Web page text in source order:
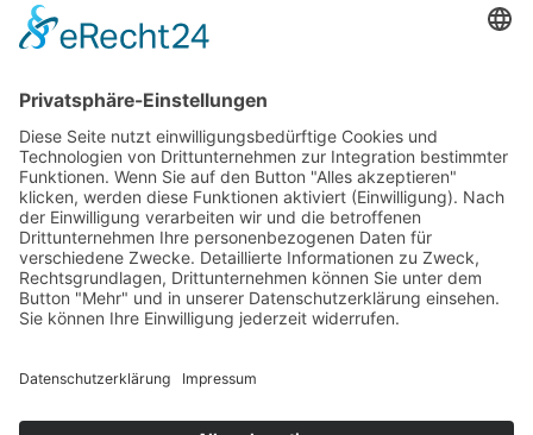
zu gestalten. Der Ansatz des „Dynamitfischens“ soll
durch präzise und datenbasierte Methoden ersetzt
werden.
Unsere Unterstützung für das Ecosystem:
setzen uns dafür ein, die digitale Kommunikation
unserer Kunden zu verbessern. Durch gezielte
Tools und Dienstleistungen im Bereich Marketing
und Vertrieb helfen wir unseren Kunden dabei,
zielgerichtete und relevante Botschaften zu
vermitteln. Dabei konzentrieren wir uns auf